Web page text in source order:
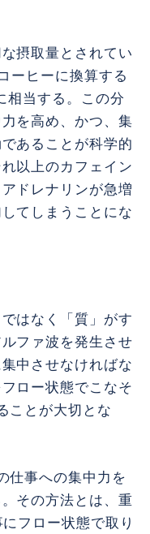
摂取量とされてい
ーヒーに換算する
相当する。この分
を高め、かつ、集
あることが科学的
以上のカフェイン
ドレナリンが急増
てしまうことにな
はなく「質」がす
ファ波を発生させ
中させなければな
ロー状態でこなそ
ことが大切とな
仕事への集中力を
その方法とは、重
フロー状態で取り